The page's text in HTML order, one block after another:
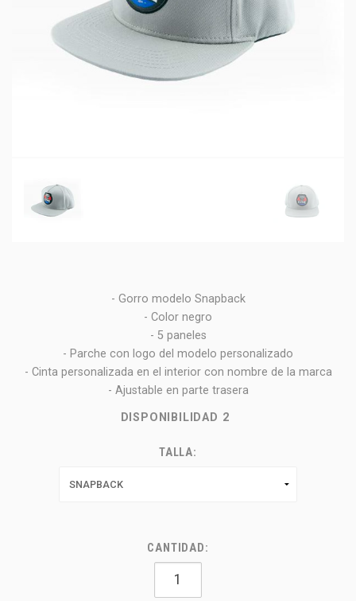
- Gorro modelo Snapback
- Color negro
- 5 paneles
- Parche con logo del modelo personalizado
- Cinta personalizada en el interior con nombre de la marca
- Ajustable en parte trasera
DISPONIBILIDAD 2
TALLA:
CANTIDAD: